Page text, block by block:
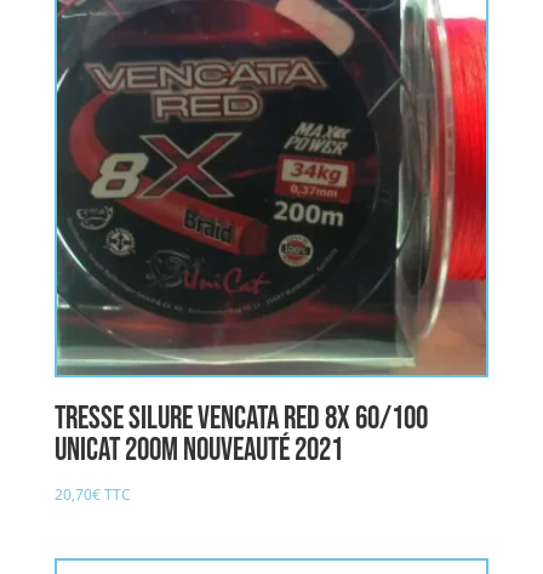
Tresse Silure VENCATA RED 8X 60/100
UNICAT 200M nouveauté 2021
20,70€TTC